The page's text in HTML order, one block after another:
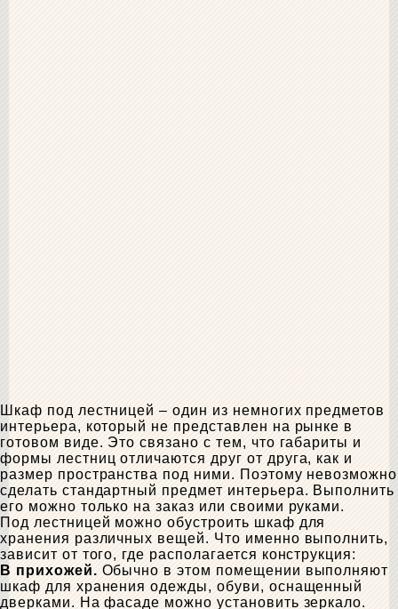
Шкаф под лестницей – один из немногих предметов
интерьера, который не представлен на рынке в
готовом виде. Это связано с тем, что габариты и
формы лестниц отличаются друг от друга, как и
размер пространства под ними. Поэтому невозможно
сделать стандартный предмет интерьера. Выполнить
его можно только на заказ или своими руками.
Под лестницей можно обустроить шкаф для
хранения различных вещей. Что именно выполнить,
зависит от того, где располагается конструкция:
В прихожей. Обычно в этом помещении выполняют
шкаф для хранения одежды, обуви, оснащенный
дверками. На фасаде можно установить зеркало.